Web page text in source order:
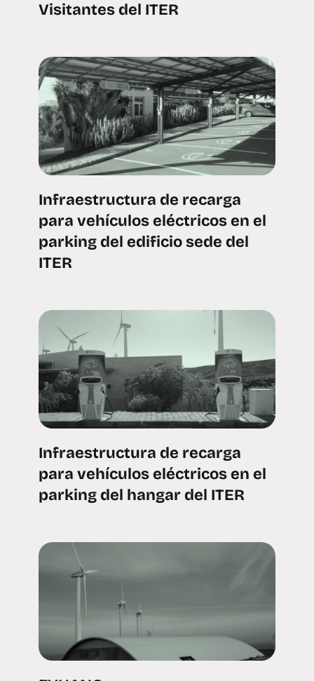
Visitantes del ITER
Infraestructura de recarga
para vehículos eléctricos en el
parking del edificio sede del
ITER
Infraestructura de recarga
para vehículos eléctricos en el
parking del hangar del ITER